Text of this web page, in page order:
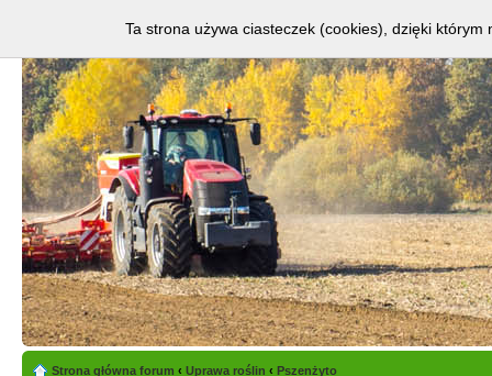
Strona główna forum ‹ Uprawa roślin ‹ Pszenżyto
Ta strona używa ciasteczek (cookies), dzięki którym